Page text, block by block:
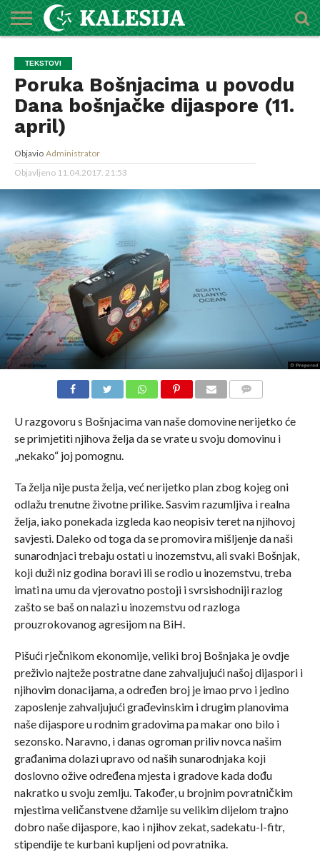
O
MEDŽLISU
DŽEMATI
IMAMI
MEKTEBSKI
CENTAR
VIJESTI
HUTBE
NAJAVE
KALENDAR
KONTAKT
TEKSTOVI
Poruka Bošnjacima u povodu
Dana bošnjačke dijaspore (11.
april)
Objavio Administrator
Objavljeno 11.04.2017. 21:53
U razgovoru s Bošnjacima van naše domovine nerijetko će
se primjetiti njihova želja da se vrate u svoju domovinu i
„nekako“ joj pomognu.
Ta želja nije pusta želja, već nerijetko plan zbog kojeg oni
odlažu trenutne životne prilike. Sasvim razumljiva i realna
želja, iako ponekada izgleda kao neopisiv teret na njihovoj
savjesti. Daleko od toga da se promovira mišljenje da naši
sunarodnjaci trebaju ostati u inozemstvu, ali svaki Bošnjak,
koji duži niz godina boravi ili se rodio u inozemstvu, treba
imati na umu da vjerovatno postoji i svrsishodniji razlog
zašto se baš on nalazi u inozemstvu od razloga
prouzrokovanog agresijom na BiH.
Pišući rječnikom ekonomije, veliki broj Bošnjaka je ovdje
preživio najteže postratne dane zahvaljujući našoj dijaspori i
njihovim donacijama, a određen broj je imao prvo i jedino
zaposlenje zahvaljujući građevinskim i drugim planovima
naše dijaspore u rodnim gradovima pa makar ono bilo i
sezonsko. Naravno, i danas ogroman priliv novca našim
građanima dolazi upravo od naših sunarodnjaka koji
doslovno ožive određena mjesta i gradove kada dođu
nakratko u svoju zemlju. Također, u brojnim povratničkim
mjestima veličanstvene džamije su velikim dijelom trajno
dobro naše dijaspore, kao i njihov zekat, sadekatu-l-fitr,
stipendije te kurbani kupljeni od povratnika.